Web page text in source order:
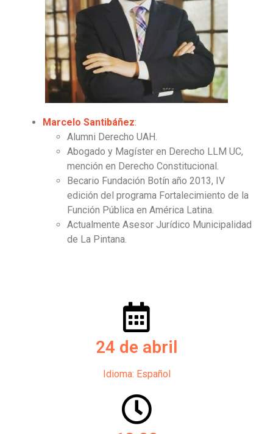
Marcelo Santibáñez:
Alumni Derecho UAH.
Abogado y Magíster en Derecho LLM UC,
mención en Derecho Constitucional.
Becario Fundación Botín año 2013, IV
edición del programa Fortalecimiento de la
Función Pública en América Latina.
Actualmente Asesor Jurídico Municipalidad
de La Pintana.
24 de abril
Idioma: Español